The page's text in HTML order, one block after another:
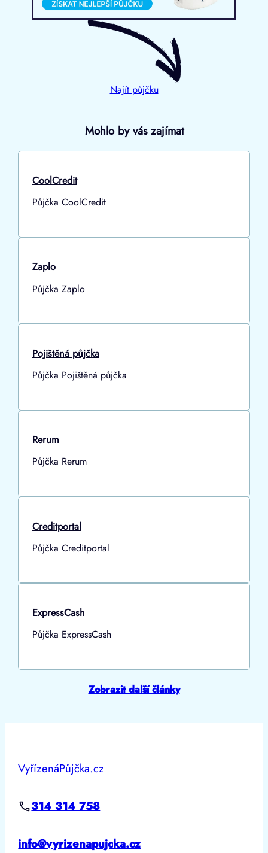
Najít půjčku
Mohlo by vás zajímat
CoolCredit
Půjčka CoolCredit
Zaplo
Půjčka Zaplo
Pojištěná půjčka
Půjčka Pojištěná půjčka
Rerum
Půjčka Rerum
Creditportal
Půjčka Creditportal
ExpressCash
Půjčka ExpressCash
Zobrazit další články
VyřízenáPůjčka.cz
314 314 758
info@vyrizenapujcka.cz